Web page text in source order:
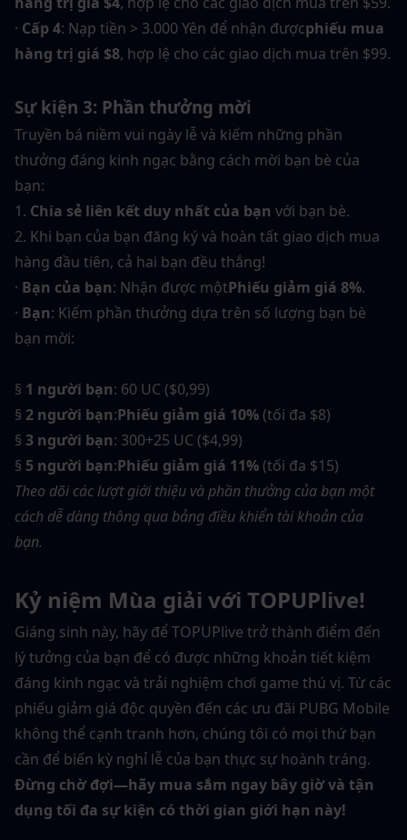
· Cấp 4: Nạp tiền > 3.000 Yên để nhận đượcphiếu mua
hàng trị giá $8, hợp lệ cho các giao dịch mua trên $99.
Sự kiện 3: Phần thưởng mời
Truyền bá niềm vui ngày lễ và kiếm những phần
thưởng đáng kinh ngạc bằng cách mời bạn bè của
bạn:
1. Chia sẻ liên kết duy nhất của bạn với bạn bè.
2. Khi bạn của bạn đăng ký và hoàn tất giao dịch mua
hàng đầu tiên, cả hai bạn đều thắng!
· Bạn của bạn: Nhận được mộtPhiếu giảm giá 8%.
· Bạn: Kiếm phần thưởng dựa trên số lượng bạn bè
bạn mời:
§ 1 người bạn: 60 UC ($0,99)
§ 2 người bạn:Phiếu giảm giá 10% (tối đa $8)
§ 3 người bạn: 300+25 UC ($4,99)
§ 5 người bạn:Phiếu giảm giá 11% (tối đa $15)
Theo dõi các lượt giới thiệu và phần thưởng của bạn một
cách dễ dàng thông qua bảng điều khiển tài khoản của
bạn.
Kỷ niệm Mùa giải với TOPUPlive!
Giáng sinh này, hãy để TOPUPlive trở thành điểm đến
lý tưởng của bạn để có được những khoản tiết kiệm
đáng kinh ngạc và trải nghiệm chơi game thú vị. Từ các
phiếu giảm giá độc quyền đến các ưu đãi PUBG Mobile
không thể cạnh tranh hơn, chúng tôi có mọi thứ bạn
cần để biến kỳ nghỉ lễ của bạn thực sự hoành tráng.
Đừng chờ đợi—hãy mua sắm ngay bây giờ và tận
dụng tối đa sự kiện có thời gian giới hạn này!